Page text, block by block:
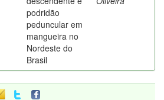
podridão
peduncular em
mangueira no
Nordeste do
Brasil